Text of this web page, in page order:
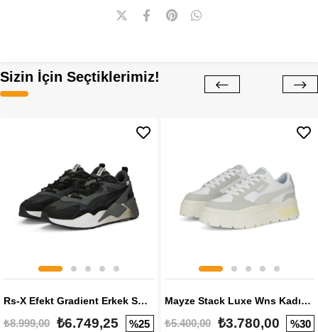
Sizin İçin Seçtiklerimiz!
Rs-X Efekt Gradient Erkek Sneaker
₺8.999,00 ₺6.749,25 %25
Mayze Stack Luxe Wns Kadın Sneaker
₺5.400,00 ₺3.780,00 %30